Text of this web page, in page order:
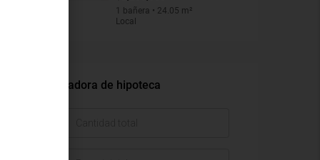
1 bañera • 24.05 m²
Local
Calculadora de hipoteca